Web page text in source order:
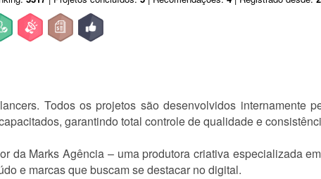
Todos os projetos são desenvolvidos internamente
garantindo total controle de qualidade e
da Marks Agência – uma produtora criativa especializada
e marcas que buscam se destacar no digital.